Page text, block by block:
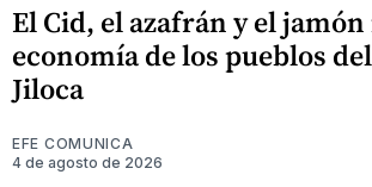
El Cid, el azafrán y el
economía de los pueblos
Jiloca
EFE COMUNICA
4 de agosto de 2026